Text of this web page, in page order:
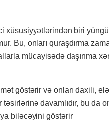
biri
Bu, onları quraşdırma
müqayisədə daşınma
göstərir və onları daxili,
davamlıdır, bu da
biləcəyini göstərir.